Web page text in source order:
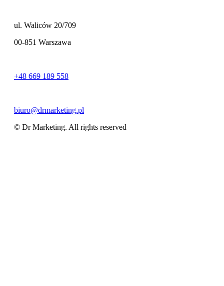
ul. Waliców 20/709
00-851 Warszawa
+48 669 189 558
biuro@drmarketing.pl
© Dr Marketing. All rights reserved